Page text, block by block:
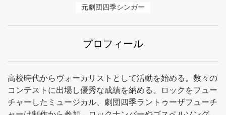
元劇団四季シンガー
プロフィール
高校時代からヴォーカリストとして活動を始める。数々の
コンテストに出場し優秀な成績を納める。ロックをフュー
チャーしたミュージカル、劇団四季ラントゥーザフューチ